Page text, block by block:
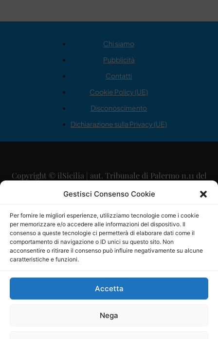
Gestisci Consenso Cookie
Per fornire le migliori esperienze, utilizziamo tecnologie come i cookie
per memorizzare e/o accedere alle informazioni del dispositivo. Il
consenso a queste tecnologie ci permetterà di elaborare dati come il
comportamento di navigazione o ID unici su questo sito. Non
acconsentire o ritirare il consenso può influire negativamente su alcune
caratteristiche e funzioni.
Accetta
Nega
Chi siamo
Pubblicità
Contatti
Cookie Policy (UE)
Disconoscimento
Dichiarazione sulla Privacy (UE)
Copyright © ilSicilia | aut. Tribunale di Palermo n.11 del
29/09/2015
Direttore Editoriale: Maurizio Scaglione
Direttore Responsabile: Maria Calabrese
P.IVA: 06334930820
Mercurio Comunicazione Società Cooperativa a r.l. è
iscritta al Registro degli Operatori di Comunicazione al